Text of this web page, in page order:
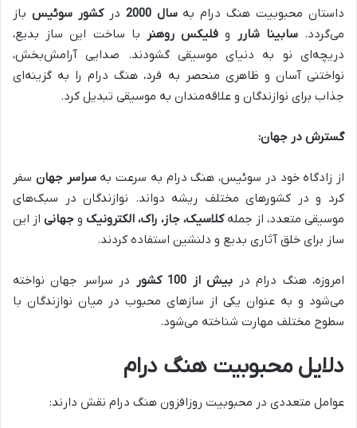
داستان محبوبیت هنگ درام بهسال 2000 درکشور سوئیس باز
می‌گردد.سابینا شارر و فلیکس روهنر با ساخت این ساز بدیع،
دریچه‌ای نو به دنیای موسیقی گشودند. صدایی آرامش‌بخش،
نواختنی آسان و ظاهری منحصر به فرد، هنگ درام را به گزینه‌ای
جذاب برای نوازندگان و علاقه‌مندان به موسیقی تبدیل کرد.
گسترش در جهان:
از زادگاه خود در سوئیس، هنگ درام به سرعت بهسراسر جهان سفر
کرد و در کشورهای مختلف ریشه دواند. نوازندگان در سبک‌های
موسیقی متعدد، از جملهکلاسیک، جاز، راک، الکترونیک و جهانی از این
ساز برای خلق آثاری بدیع و دلنشین استفاده کردند.
امروزه، هنگ درام در بیش از 100 کشور
در سراسر جهان نواخته
می‌شود و به عنوان یکی از سازهای محبوب در میان نوازندگان با
سطوح مختلف مهارت شناخته می‌شود.
دلایل محبوبیت هنگ درام
عوامل متعددی در محبوبیت روزافزون هنگ درام نقش دارند: